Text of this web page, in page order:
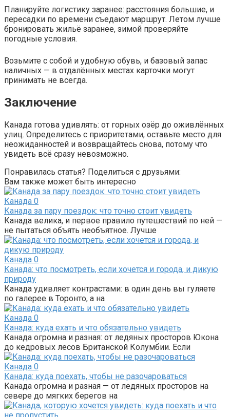
Планируйте логистику заранее: расстояния большие, и
пересадки по времени съедают маршрут. Летом лучше
бронировать жильё заранее, зимой проверяйте
погодные условия.
Возьмите с собой и удобную обувь, и базовый запас
наличных — в отдалённых местах карточки могут
принимать не всегда.
Заключение
Канада готова удивлять: от горных озёр до оживлённых
улиц. Определитесь с приоритетами, оставьте место для
неожиданностей и возвращайтесь снова, потому что
увидеть всё сразу невозможно.
Понравилась статья? Поделиться с друзьями:
Вам также может быть интересно
Канада 0
Канада за пару поездок: что точно стоит увидеть
Канада велика, и первое правило путешествий по ней —
не пытаться объять необъятное. Лучше
Канада 0
Канада: что посмотреть, если хочется и города, и дикую
природу
Канада удивляет контрастами: в один день вы гуляете
по галерее в Торонто, а на
Канада 0
Канада: куда ехать и что обязательно увидеть
Канада огромна и разная: от ледяных просторов Юкона
до кедровых лесов Британской Колумбии. Если
Канада 0
Канада: куда поехать, чтобы не разочароваться
Канада огромна и разная — от ледяных просторов на
севере до мягких берегов на